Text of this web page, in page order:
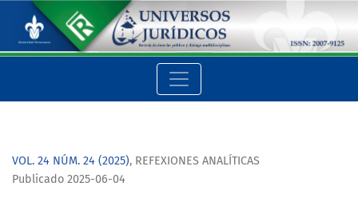
LAS REVOLUCIONES ENERGÉTICAS DE LA HUMANIDAD (THE
VOL. 24 NÚM. 24 (2025), REFEXIONES ANALÍTICAS
Publicado 2025-06-04